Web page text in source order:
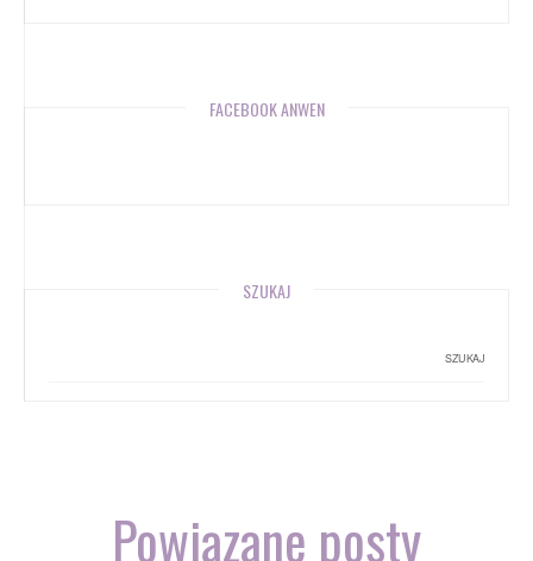
FACEBOOK ANWEN
SZUKAJ
Powiązane posty